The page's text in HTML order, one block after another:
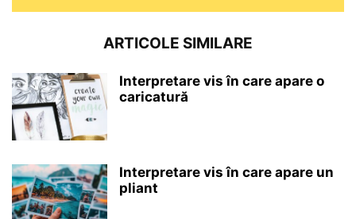
ARTICOLE SIMILARE
Interpretare vis în care apare o
caricatură
Interpretare vis în care apare un
pliant